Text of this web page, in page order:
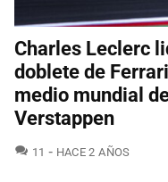
Charles Leclerc
doblete de
medio mundial
Verstappen
11 COMENTARIOS
HACE 2 AÑOS